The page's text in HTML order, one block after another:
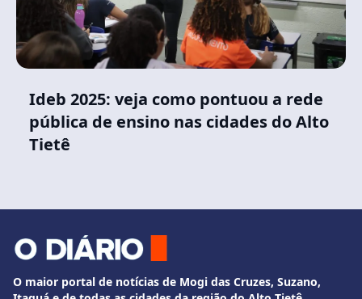
Ideb 2025: veja como pontuou a rede
pública de ensino nas cidades do Alto
Tietê
O maior portal de notícias de Mogi das Cruzes, Suzano,